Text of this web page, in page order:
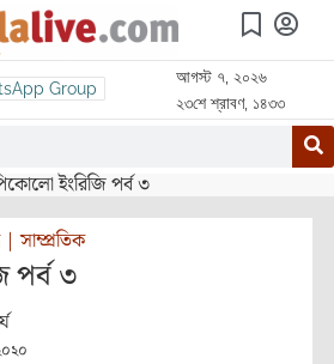
Group
আগস্ট ৭, ২০২৬
২৩শে শ্রাবণ, ১৪৩৩
ইংরিজি পর্ব ৩
|সাম্প্রতিক
পর্ব ৩